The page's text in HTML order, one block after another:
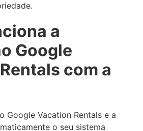
a
Google
com a
Google Vacation Rentals e a
o seu sistema